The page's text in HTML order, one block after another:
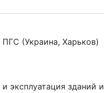
(Украина, Харьков)
эксплуатация зданий и